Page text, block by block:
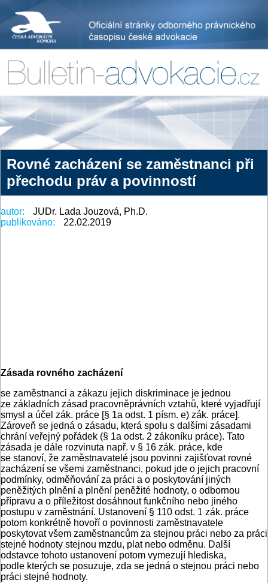
Rovné zacházení se zaměstnanci při
přechodu práv a povinností
autor:
JUDr. Lada Jouzová, Ph.D.
publikováno:
22.02.2019
Zásada rovného zacházení
se zaměstnanci a zákazu jejich diskriminace je jednou
ze základních zásad pracovněprávních vztahů, které vyjadřují
smysl a účel zák. práce [§ 1a odst. 1 písm. e) zák. práce].
Zároveň se jedná o zásadu, která spolu s dalšími zásadami
chrání veřejný pořádek (§ 1a odst. 2 zákoníku práce). Tato
zásada je dále rozvinuta např. v § 16 zák. práce, kde
se stanoví, že zaměstnavatelé jsou povinni zajišťovat rovné
zacházení se všemi zaměstnanci, pokud jde o jejich pracovní
podmínky, odměňování za práci a o poskytování jiných
peněžitých plnění a plnění peněžité hodnoty, o odbornou
přípravu a o příležitost dosáhnout funkčního nebo jiného
postupu v zaměstnání. Ustanovení § 110 odst. 1 zák. práce
potom konkrétně hovoří o povinnosti zaměstnavatele
poskytovat všem zaměstnancům za stejnou práci nebo za práci
stejné hodnoty stejnou mzdu, plat nebo odměnu. Další
odstavce tohoto ustanovení potom vymezují hlediska,
podle kterých se posuzuje, zda se jedná o stejnou práci nebo
práci stejné hodnoty.